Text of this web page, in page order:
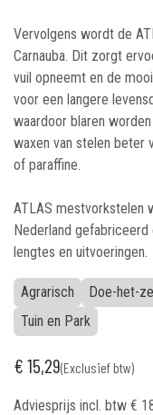
Vervolgens wordt de
Carnauba. Dit zorgt
vuil opneemt en de
voor een langere
waardoor blaren
waxen van stelen beter
of paraffine.
ATLAS mestvorkstelen
Nederland
lengtes en uitvoeringen.
Agrarisch Doe-het-
Tuin en Park
€15,29(Exclusief btw)
Adviesprijs incl. btw €